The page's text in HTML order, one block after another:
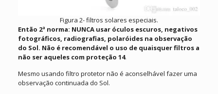
Figura 2- filtros solares especiais.
Então 2ª norma: NUNCA usar óculos escuros, negativos
fotográficos, radiografias, polaróides na observação
do Sol. Não é recomendável o uso de quaisquer filtros a
não ser aqueles com proteção 14.
Mesmo usando filtro protetor não é aconselhável fazer uma
observação continuada do Sol.